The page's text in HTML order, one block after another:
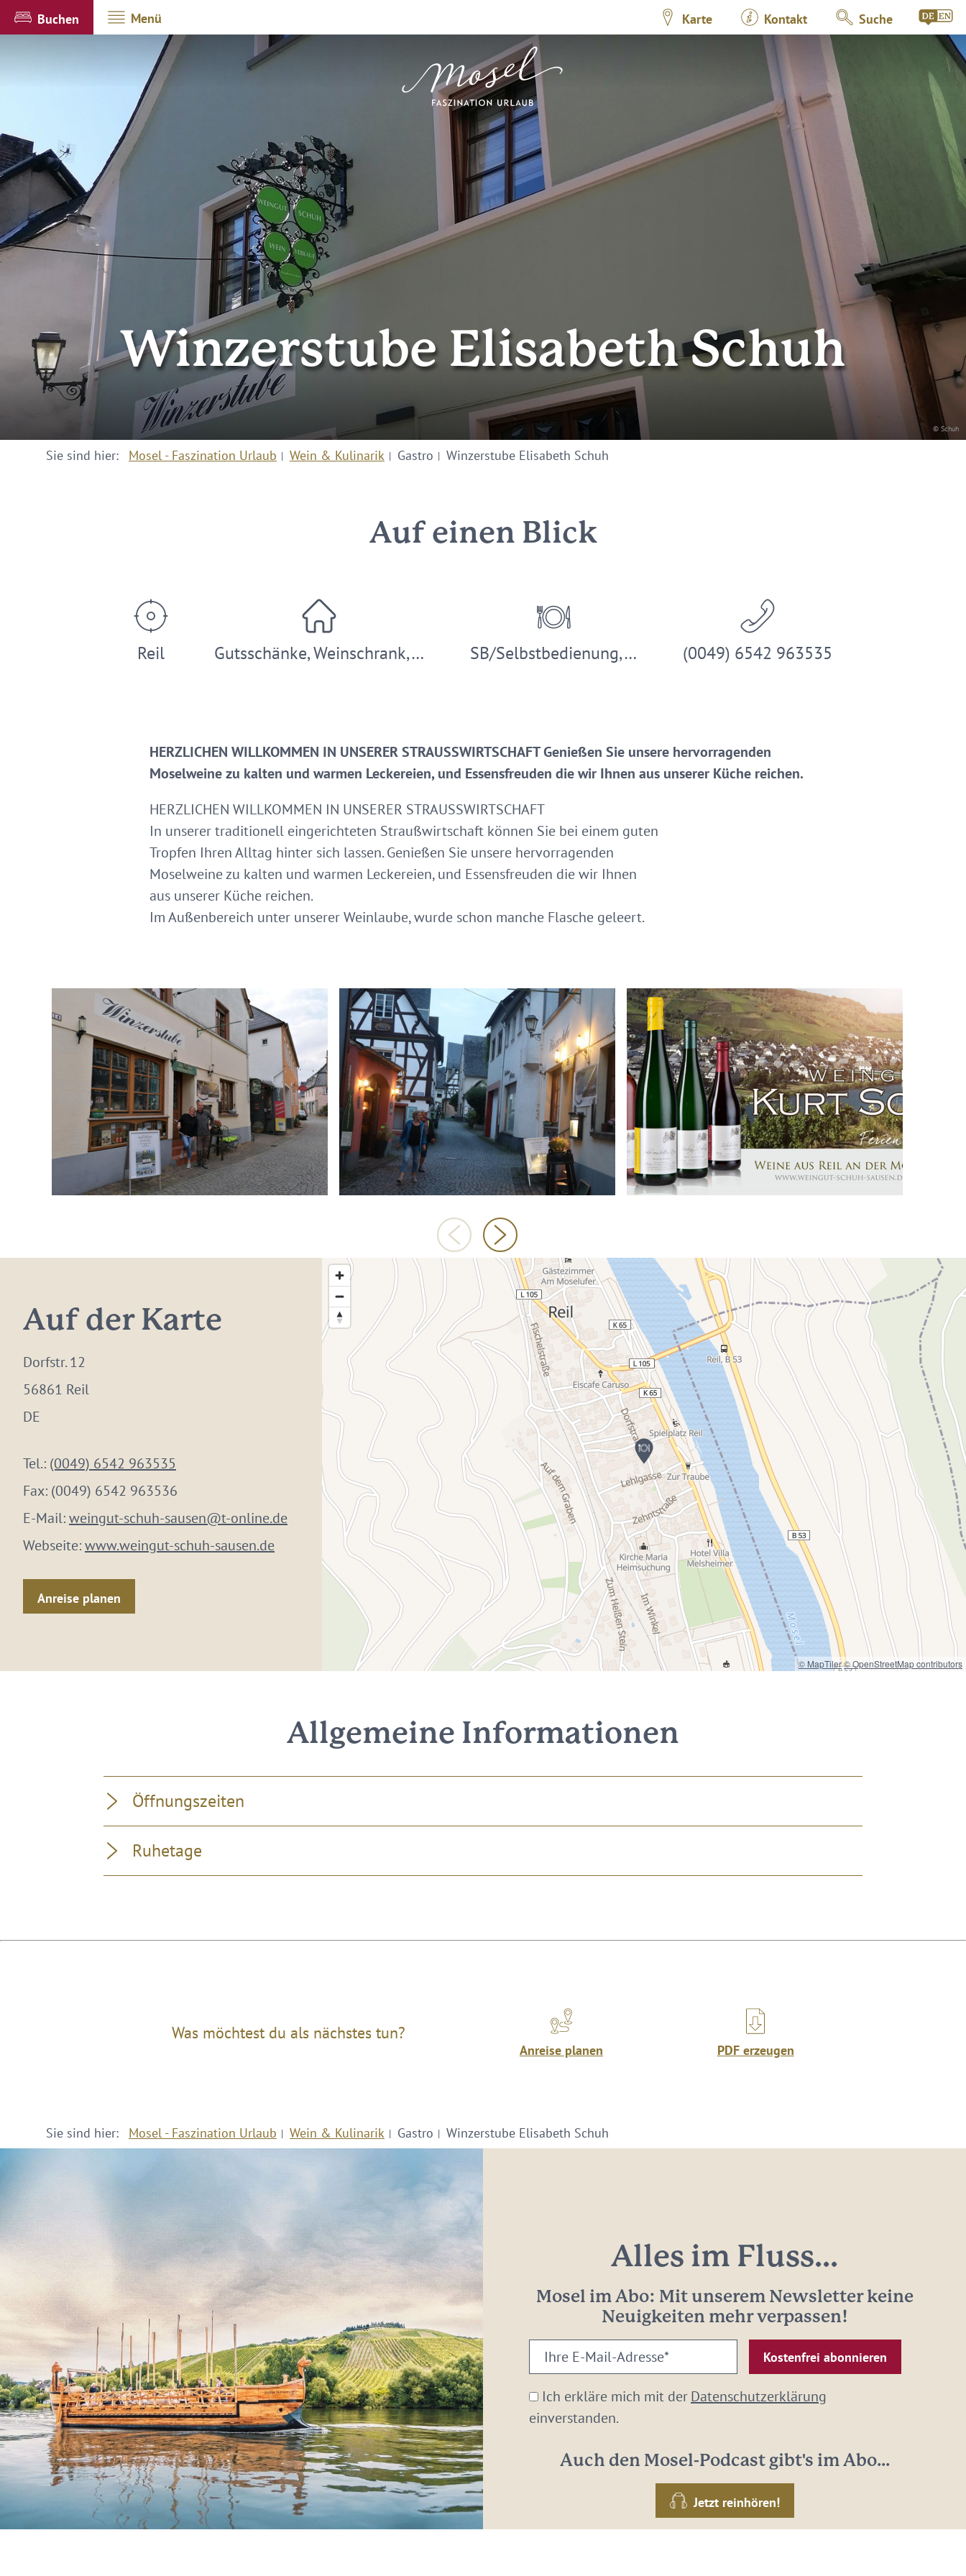
Buchen Menü Karte Kontakt Suche
© Schuh
Winzerstube Elisabeth Schuh
Sie sind hier: Mosel - Faszination Urlaub Wein & Kulinarik Gastro Winzerstube Elisabeth Schuh
Auf einen Blick
Reil Gutsschänke, Weinschrank,… SB/Selbstbedienung,… (0049) 6542 963535
HERZLICHEN WILLKOMMEN IN UNSERER STRAUSSWIRTSCHAFT Genießen Sie unsere hervorragenden
Moselweine zu kalten und warmen Leckereien, und Essensfreuden die wir Ihnen aus unserer Küche reichen.
HERZLICHEN WILLKOMMEN IN UNSERER STRAUSSWIRTSCHAFT
In unserer traditionell eingerichteten Straußwirtschaft können Sie bei einem guten
Tropfen Ihren Alltag hinter sich lassen. Genießen Sie unsere hervorragenden
Moselweine zu kalten und warmen Leckereien, und Essensfreuden die wir Ihnen
aus unserer Küche reichen.
Im Außenbereich unter unserer Weinlaube, wurde schon manche Flasche geleert.
Auf der Karte
Dorfstr. 12
56861 Reil
DE
Tel.: (0049) 6542 963535
Fax: (0049) 6542 963536
E-Mail:weingut-schuh-sausen@t-online.de
Webseite:www.weingut-schuh-sausen.de
Anreise planen
© MapTiler© OpenStreetMap contributors
Allgemeine Informationen
Öffnungszeiten
Ruhetage
Was möchtest du als nächstes tun?
Anreise planen PDF erzeugen
Sie sind hier: Mosel - Faszination Urlaub Wein & Kulinarik Gastro Winzerstube Elisabeth Schuh
Alles im Fluss...
Mosel im Abo: Mit unserem Newsletter keine
Neuigkeiten mehr verpassen!
Ihre
E-
Mail-
Adresse:
Ich erkläre mich mit derDatenschutzerklärung
einverstanden.
Auch den Mosel-Podcast gibt's im Abo...
Jetzt reinhören!